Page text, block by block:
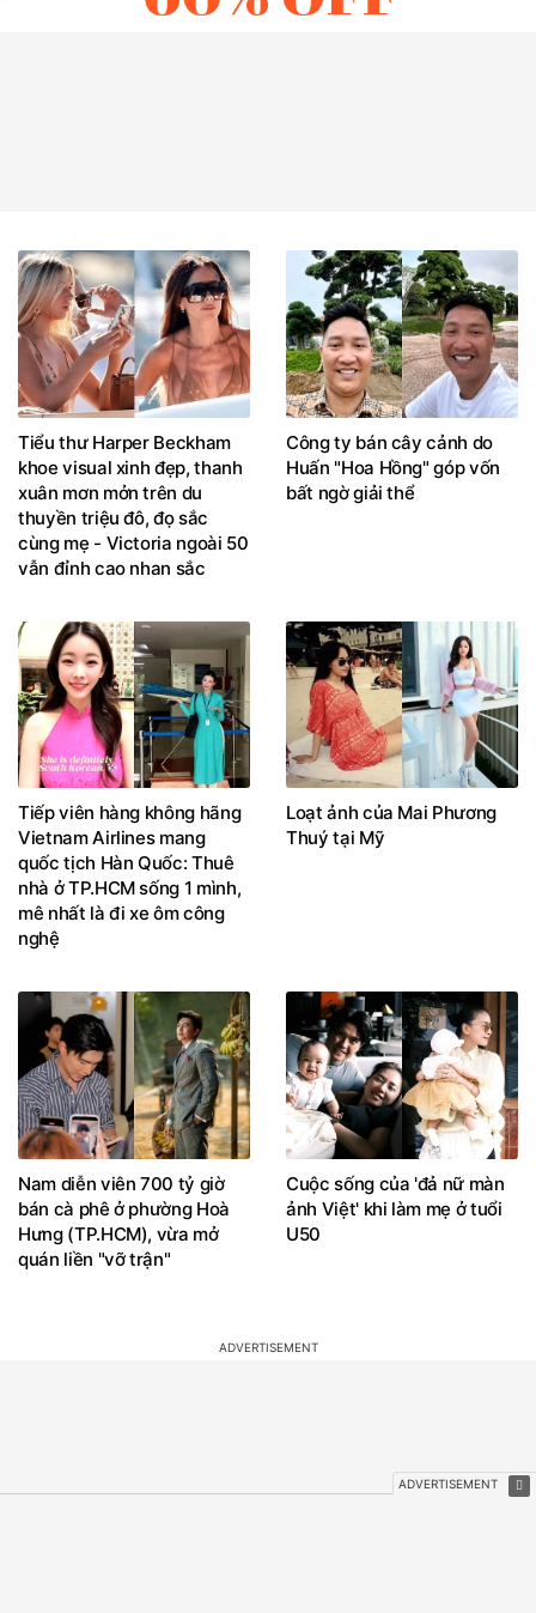
Tiểu thư Harper Beckham
khoe visual xinh đẹp, thanh
xuân mơn mởn trên du
thuyền triệu đô, đọ sắc
cùng mẹ - Victoria ngoài 50
vẫn đỉnh cao nhan sắc
Công ty bán cây cảnh do
Huấn "Hoa Hồng" góp vốn
bất ngờ giải thể
Tiếp viên hàng không hãng
Vietnam Airlines mang
quốc tịch Hàn Quốc: Thuê
nhà ở TP.HCM sống 1 mình,
mê nhất là đi xe ôm công
nghệ
Loạt ảnh của Mai Phương
Thuý tại Mỹ
Nam diễn viên 700 tỷ giờ
bán cà phê ở phường Hoà
Hưng (TP.HCM), vừa mở
quán liền "vỡ trận"
Cuộc sống của 'đả nữ màn
ảnh Việt' khi làm mẹ ở tuổi
U50